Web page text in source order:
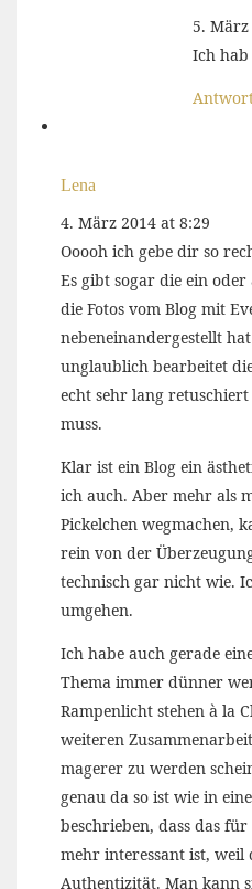
5. März
Ich hab
Lena
4. März 2014 at 8:29
Ooooh ich gebe dir so
Es gibt sogar die ein
die Fotos vom Blog mit
nebeneinandergestellt
unglaublich bearbeitet
echt sehr lang
muss.
Klar ist ein Blog ein
ich auch. Aber mehr als
Pickelchen wegmachen,
rein von der
technisch gar nicht wie.
umgehen.
Ich habe auch gerade
Thema immer dünner
Rampenlicht stehen à la
weiteren
magerer zu werden
genau da so ist wie in
beschrieben, dass das
mehr interessant ist, weil
Authentizität. Man kann